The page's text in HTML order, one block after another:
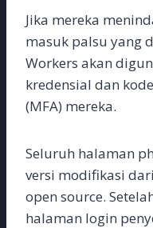
Jika mereka
masuk palsu yang
Workers akan
kredensial dan
(MFA) mereka.
Seluruh halaman
versi modifikasi
open source.
halaman login